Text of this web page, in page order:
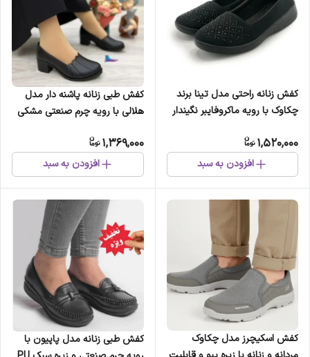
کفش زنانه راحتی مدل تینا برند
چکاوک با رویه ماکروفایبر نگیندار
1,520,000
افزودن به سبد
کفش طبی زنانه پاشنه دار مدل
هلالی با رویه چرم صنعتی مشکی
1,369,000
افزودن به سبد
کفش اسکیچرز مدل چکاوک
کفش طبی زنانه مدل پاپیون با